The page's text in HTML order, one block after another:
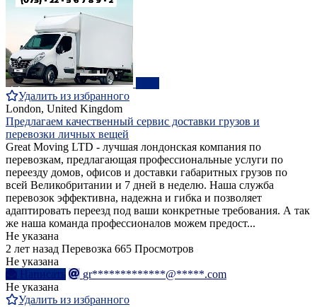
Удалить из избранного
London, United Kingdom
Предлагаем качественный сервис доставки грузов и
перевозки личных вещей
Great Moving LTD - лучшая лондонская компания по
перевозкам, предлагающая профессиональные услуги по
переезду домов, офисов и доставки габаритных грузов по
всей Великобритании и 7 дней в неделю. Наша служба
перевозок эффективна, надежна и гибка и позволяет
адаптировать переезд под ваши конкретные требования. А так
же наша команда профессионалов можем предост...
Не указана
2 лет назад Перевозка 665 Просмотров
Не указана
Написать
gr*************@*****.com
Не указана
Удалить из избранного